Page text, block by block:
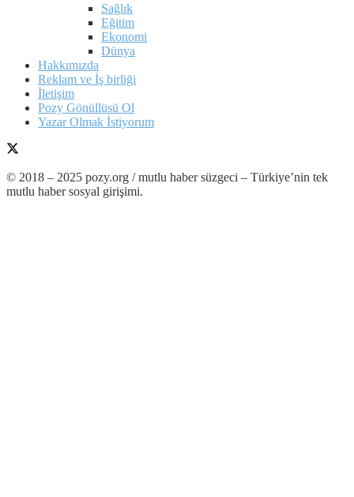
Sağlık
Eğitim
Ekonomi
Dünya
Hakkımızda
Reklam ve İş birliği
İletişim
Pozy Gönüllüsü Ol
Yazar Olmak İstiyorum
© 2018 – 2025 pozy.org / mutlu haber süzgeci – Türkiye’nin tek
mutlu haber sosyal girişimi.